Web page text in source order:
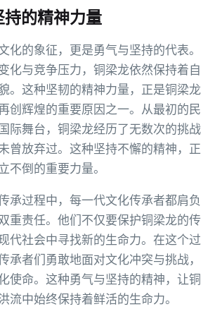
的精神力量
化的象征，更是勇气与坚持的代表。
化与竞争压力，铜梁龙依然保持着自
。这种坚韧的精神力量，正是铜梁龙
创辉煌的重要原因之一。从最初的民
际舞台，铜梁龙经历了无数次的挑战
曾放弃过。这种坚持不懈的精神，正
不倒的重要力量。
承过程中，每一代文化传承者都肩负
重责任。他们不仅要保护铜梁龙的传
代社会中寻找新的生命力。在这个过
承者们勇敢地面对文化冲突与挑战，
使命。这种勇气与坚持的精神，让铜
流中始终保持着鲜活的生命力。